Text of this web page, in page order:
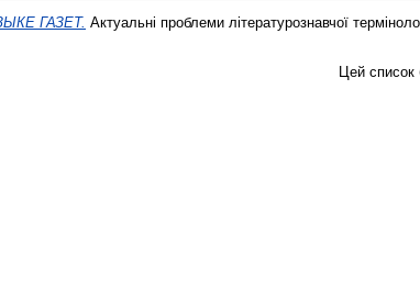
ГАЗЕТ. Актуальні проблеми літературознавчої
Цей